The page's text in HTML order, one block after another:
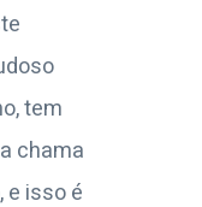
tem
chama
e isso é